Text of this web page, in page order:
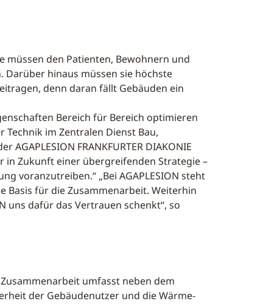
müssen den Patienten, Bewohnern und
hinaus müssen sie höchste
denn daran fällt Gebäuden ein
Bereich für Bereich optimieren
Technik im Zentralen Dienst Bau,
FRANKFURTER DIAKONIE
in Zukunft einer übergreifenden Strategie –
voranzutreiben.“ „Bei AGAPLESION steht
Basis für die Zusammenarbeit. Weiterhin
uns dafür das Vertrauen schenkt“, so
umfasst neben dem
der Gebäudenutzer und die Wärme-